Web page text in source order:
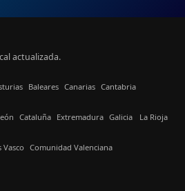
actualizada.
Baleares Canarias Cantabria
Cataluña Extremadura Galicia La Rioja
Vasco Comunidad Valenciana